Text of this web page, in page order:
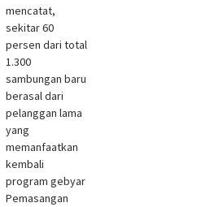
mencatat,
sekitar 60
persen dari total
1.300
sambungan baru
berasal dari
pelanggan lama
yang
memanfaatkan
kembali
program gebyar
Pemasangan